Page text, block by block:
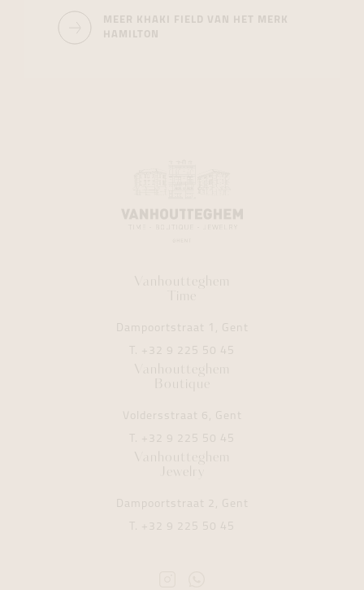
MEER KHAKI FIELD VAN HET MERK
HAMILTON
Vanhoutteghem
Time
Dampoortstraat 1, Gent
T. +32 9 225 50 45
Vanhoutteghem
Boutique
Voldersstraat 6, Gent
T. +32 9 225 50 45
Vanhoutteghem
Jewelry
Dampoortstraat 2, Gent
T. +32 9 225 50 45